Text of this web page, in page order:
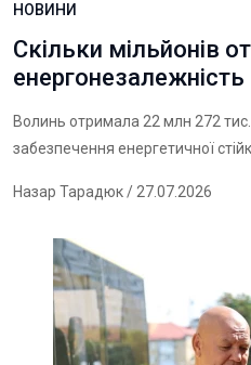
НОВИНИ
Скільки мільйонів
Волинь отримала 22 млн 272
забезпечення енергетичної
Назар Тарадюк/ 27.07.2026